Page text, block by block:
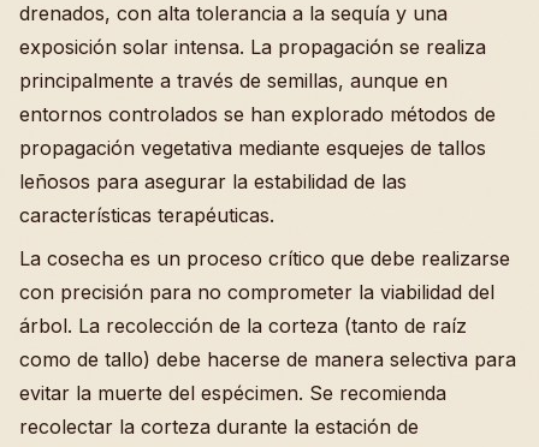
drenados, con alta tolerancia a la sequía y una
exposición solar intensa. La propagación se realiza
principalmente a través de semillas, aunque en
entornos controlados se han explorado métodos de
propagación vegetativa mediante esquejes de tallos
leñosos para asegurar la estabilidad de las
características terapéuticas.
La cosecha es un proceso crítico que debe realizarse
con precisión para no comprometer la viabilidad del
árbol. La recolección de la corteza (tanto de raíz
como de tallo) debe hacerse de manera selectiva para
evitar la muerte del espécimen. Se recomienda
recolectar la corteza durante la estación de